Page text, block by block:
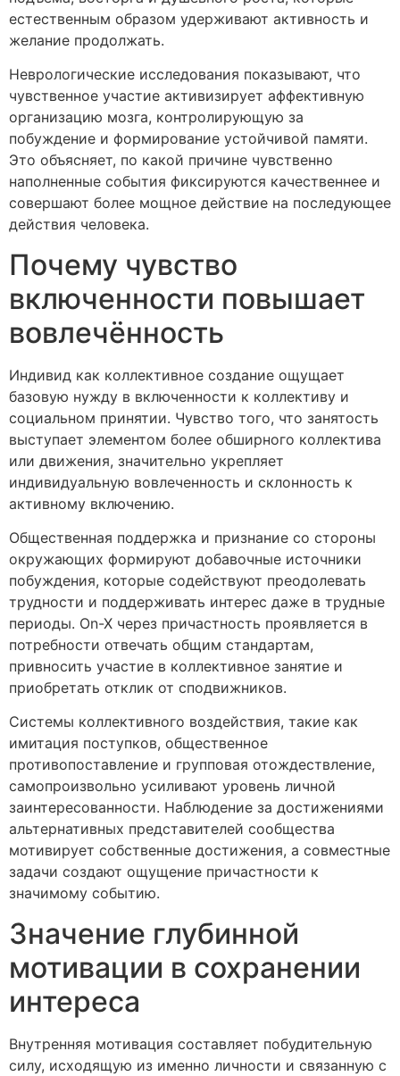
естественным образом удерживают активность и
желание продолжать.
Неврологические исследования показывают, что
чувственное участие активизирует аффективную
организацию мозга, контролирующую за
побуждение и формирование устойчивой памяти.
Это объясняет, по какой причине чувственно
наполненные события фиксируются качественнее и
совершают более мощное действие на последующее
действия человека.
Почему чувство
включенности повышает
вовлечённость
Индивид как коллективное создание ощущает
базовую нужду в включенности к коллективу и
социальном принятии. Чувство того, что занятость
выступает элементом более обширного коллектива
или движения, значительно укрепляет
индивидуальную вовлеченность и склонность к
активному включению.
Общественная поддержка и признание со стороны
окружающих формируют добавочные источники
побуждения, которые содействуют преодолевать
трудности и поддерживать интерес даже в трудные
периоды. On-X через причастность проявляется в
потребности отвечать общим стандартам,
привносить участие в коллективное занятие и
приобретать отклик от сподвижников.
Системы коллективного воздействия, такие как
имитация поступков, общественное
противопоставление и групповая отождествление,
самопроизвольно усиливают уровень личной
заинтересованности. Наблюдение за достижениями
альтернативных представителей сообщества
мотивирует собственные достижения, а совместные
задачи создают ощущение причастности к
значимому событию.
Значение глубинной
мотивации в сохранении
интереса
Внутренняя мотивация составляет побудительную
силу, исходящую из именно личности и связанную с